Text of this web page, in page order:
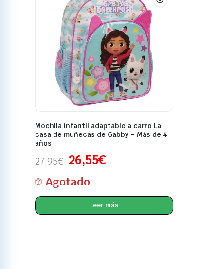
Mochila infantil adaptable a carro La
casa de muñecas de Gabby – Más de 4
años
27,95€ 26,55€
Agotado
Leer más